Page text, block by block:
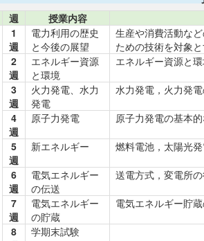
週 授業内容
1
週
電力利用の歴史
と今後の展望
生産や消費活動な
ための技術を対象
2
週
エネルギー資源
と環境
エネルギー資源と
3
週
火力発電、水力
発電
水力発電，火力発
4
週
原子力発電 原子力発電の基本
5
週
新エネルギー 燃料電池，太陽光
6
週
電気エネルギー
の伝送
送電方式，変電所
7
週
電気エネルギー
の貯蔵
電気エネルギー貯
8
学期末試験